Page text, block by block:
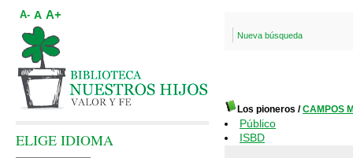
Nueva búsqueda
Los pioneros /CAMPOS
Público
ISBD
A- A A+
ELIGE IDIOMA